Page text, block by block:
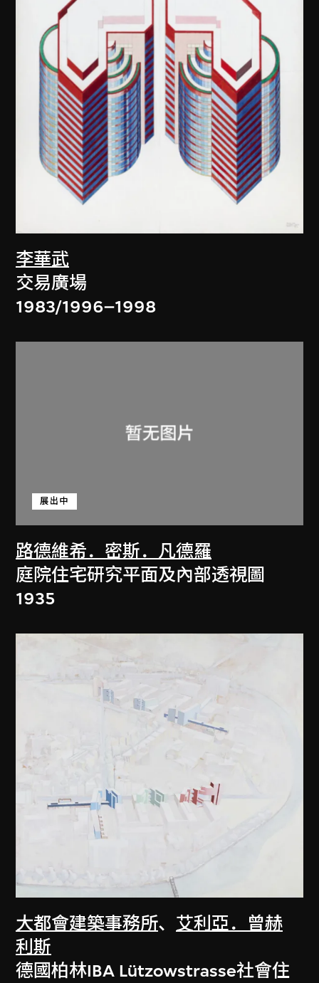
李華武
交易廣場
1983/1996–1998
路德維希．密斯．凡德羅
展出中
庭院住宅研究平面及內部透視圖
1935
大都會建築事務所、 艾利亞．曾赫
利斯
德國柏林IBA Lützowstrasse社會住